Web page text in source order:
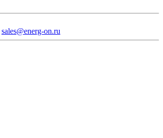
sales@energ-on.ru